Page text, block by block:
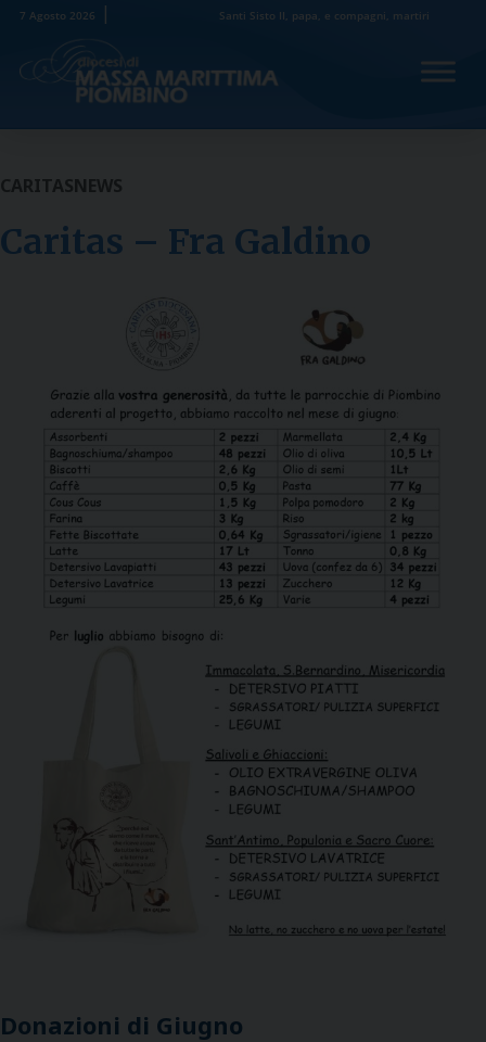
Skip
content
7 Agosto 2026 Santi Sisto II, papa, e compagni, martiri
CARITASNEWS
Caritas – Fra Galdino
Donazioni di Giugno